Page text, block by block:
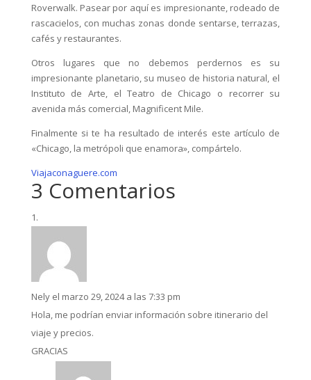
Roverwalk. Pasear por aquí es impresionante, rodeado de
rascacielos, con muchas zonas donde sentarse, terrazas,
cafés y restaurantes.
Otros lugares que no debemos perdernos es su
impresionante planetario, su museo de historia natural, el
Instituto de Arte, el Teatro de Chicago o recorrer su
avenida más comercial, Magnificent Mile.
Finalmente si te ha resultado de interés este artículo de
«Chicago, la metrópoli que enamora», compártelo.
Viajaconaguere.com
3 Comentarios
Nely el marzo 29, 2024 a las 7:33 pm
Hola, me podrían enviar información sobre itinerario del
viaje y precios.
GRACIAS